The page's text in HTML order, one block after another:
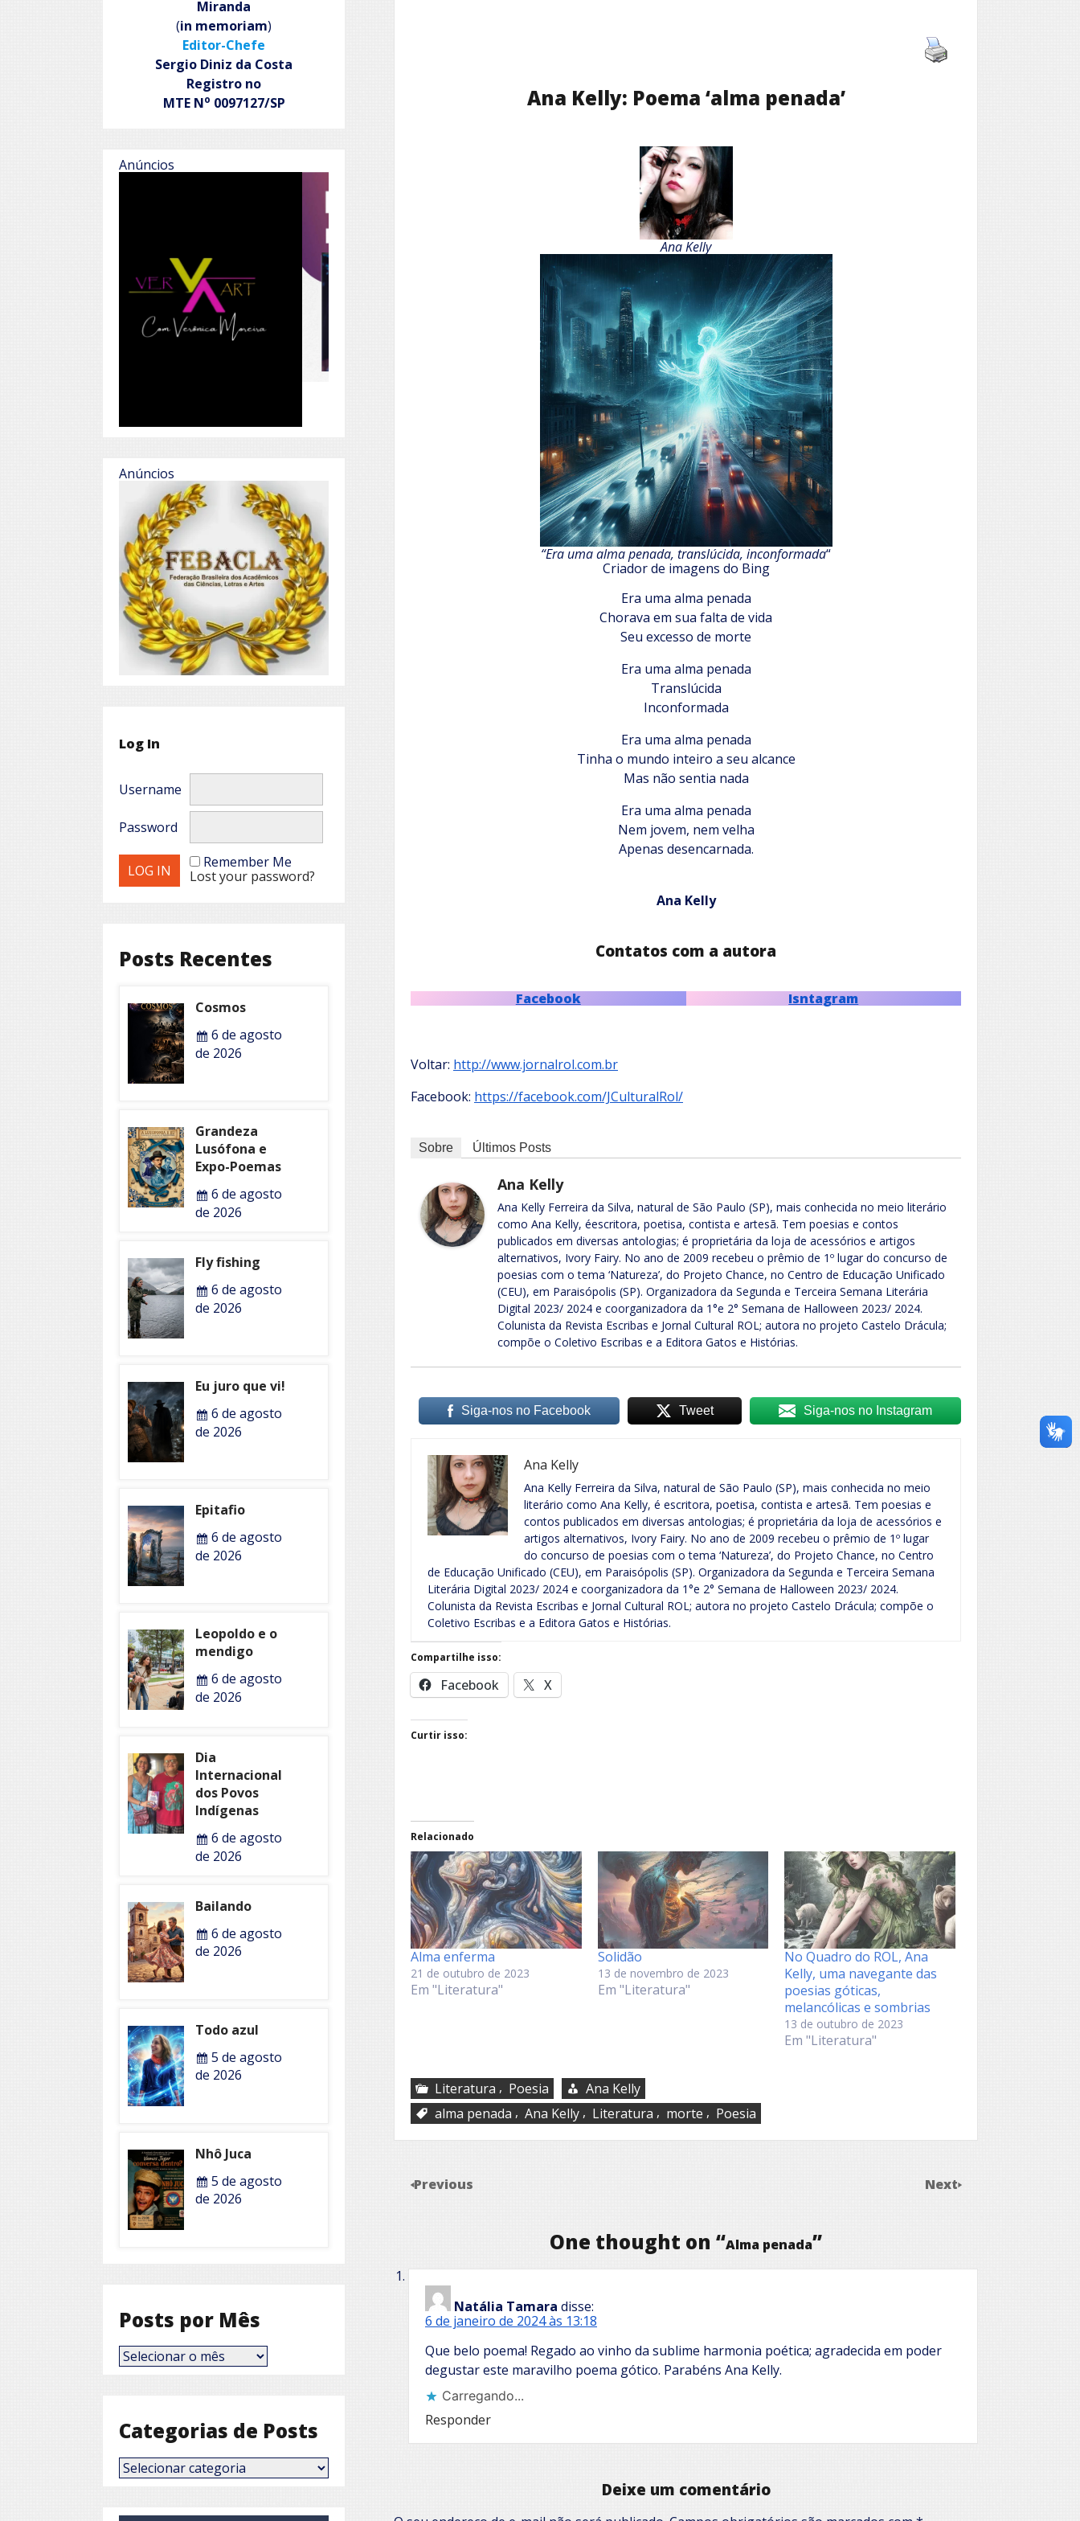
Ana Kelly: Poema ‘alma penada’
Ana Kelly
“Era uma alma penada, translúcida, inconformada“
Criador de imagens do Bing
Era uma alma penada
Chorava em sua falta de vida
Seu excesso de morte
Era uma alma penada
Translúcida
Inconformada
Era uma alma penada
Tinha o mundo inteiro a seu alcance
Mas não sentia nada
Era uma alma penada
Nem jovem, nem velha
Apenas desencarnada.
Ana Kelly
Contatos com a autora
Facebook Isntagram
Voltar: http://www.jornalrol.com.br
Facebook: https://facebook.com/JCulturalRol/
Sobre Últimos Posts
Ana Kelly
Ana Kelly Ferreira da Silva, natural de São Paulo (SP), mais conhecida no meio literário
como Ana Kelly, éescritora, poetisa, contista e artesã. Tem poesias e contos
publicados em diversas antologias; é proprietária da loja de acessórios e artigos
alternativos, Ivory Fairy. No ano de 2009 recebeu o prêmio de 1º lugar do concurso de
poesias com o tema ‘Natureza’, do Projeto Chance, no Centro de Educação Unificado
(CEU), em Paraisópolis (SP). Organizadora da Segunda e Terceira Semana Literária
Digital 2023/ 2024 e coorganizadora da 1°e 2° Semana de Halloween 2023/ 2024.
Colunista da Revista Escribas e Jornal Cultural ROL; autora no projeto Castelo Drácula;
compõe o Coletivo Escribas e a Editora Gatos e Histórias.
Siga-nos no Facebook Tweet Siga-nos no Instagram
Ana Kelly
Ana Kelly Ferreira da Silva, natural de São Paulo (SP), mais conhecida no meio
literário como Ana Kelly, é escritora, poetisa, contista e artesã. Tem poesias e
contos publicados em diversas antologias; é proprietária da loja de acessórios e
artigos alternativos, Ivory Fairy. No ano de 2009 recebeu o prêmio de 1º lugar
do concurso de poesias com o tema ‘Natureza’, do Projeto Chance, no Centro
de Educação Unificado (CEU), em Paraisópolis (SP). Organizadora da Segunda e Terceira Semana
Literária Digital 2023/ 2024 e coorganizadora da 1°e 2° Semana de Halloween 2023/ 2024.
Colunista da Revista Escribas e Jornal Cultural ROL; autora no projeto Castelo Drácula; compõe o
Coletivo Escribas e a Editora Gatos e Histórias.
Compartilhe isso:
Facebook X
Curtir isso:
Relacionado
Alma enferma
21 de outubro de 2023
Em "Literatura"
Solidão
13 de novembro de 2023
Em "Literatura"
No Quadro do ROL, Ana
Kelly, uma navegante das
poesias góticas,
melancólicas e sombrias
13 de outubro de 2023
Em "Literatura"
Literatura , Poesia
Ana Kelly
alma penada , Ana Kelly , Literatura , morte , Poesia
Previous Next
One thought on “Alma penada”
Natália Tamara disse:
6 de janeiro de 2024 às 13:18
Que belo poema! Regado ao vinho da sublime harmonia poética; agradecida em poder
degustar este maravilho poema gótico. Parabéns Ana Kelly.
Carregando...
Responder
Deixe um comentário
Miranda
(in memoriam)
Editor-Chefe
Sergio Diniz da Costa
Registro no
MTE No 0097127/SP
Anúncios
Anúncios
Log In
Username
Password
Remember Me
Lost your password?
Posts Recentes
Cosmos
6 de agosto
de 2026
Grandeza
Lusófona e
Expo-Poemas
6 de agosto
de 2026
Fly fishing
6 de agosto
de 2026
Eu juro que vi!
6 de agosto
de 2026
Epitafio
6 de agosto
de 2026
Leopoldo e o
mendigo
6 de agosto
de 2026
Dia
Internacional
dos Povos
Indígenas
6 de agosto
de 2026
Bailando
6 de agosto
de 2026
Todo azul
5 de agosto
de 2026
Nhô Juca
5 de agosto
de 2026
Posts por Mês
Posts
por
Categorias de Posts
Categorias
de